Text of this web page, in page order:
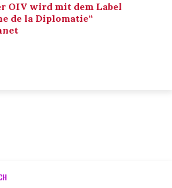
OIV wird mit dem Label
de la Diplomatie“